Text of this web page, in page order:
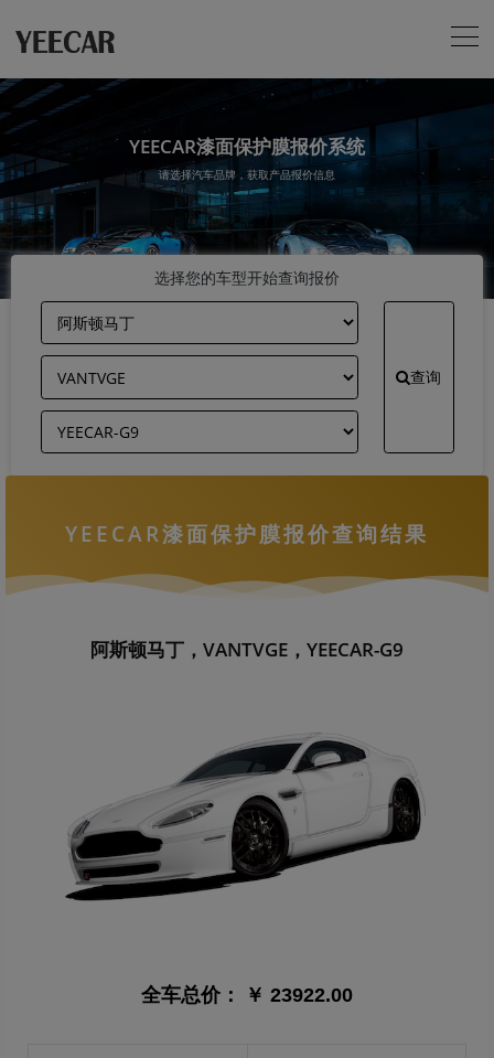
YEECAR漆面保护膜报价系统
请选择汽车品牌，获取产品报价信息
选择您的车型开始查询报价
查询
YEECAR漆面保护膜报价查询结果
阿斯顿马丁，VANTVGE，YEECAR-G9
全车总价： ￥ 23922.00